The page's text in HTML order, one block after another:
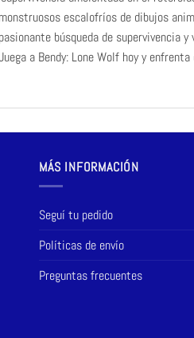
escalofríos de dibujos
búsqueda de supervivencia
a Bendy: Lone Wolf hoy y
MÁS INFORMACIÓN
Seguí tu pedido
Políticas de envío
Preguntas frecuentes